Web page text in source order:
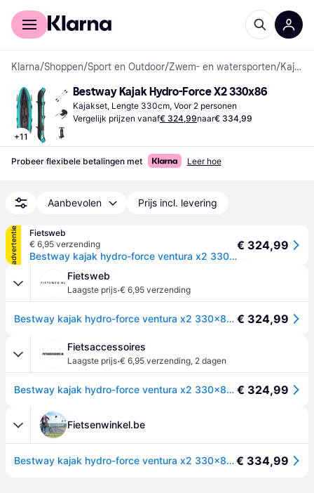
Voor shoppers
Klarna/Shoppen/Sport en Outdoor/Zwem- en watersporten/ Kajaksets
+11
Bestway Kajak Hydro-Force X2 330x86
Kajakset, Lengte 330cm, Voor 2 personen
Vergelijk prijzen vanaf€ 324,99naar€ 334,99
Probeer flexibele betalingen met Leer hoe
Aanbevolen Prijs incl. levering
advertentie
Fietsweb
€ 6,95 verzending
Bestway kajak hydro-force ventura x2 330x86 cm
€ 324,99
Fietsweb
Laagste prijs·€ 6,95 verzending
Bestway kajak hydro-force ventura x2 330x86 cm € 324,99
Fietsaccessoires
Laagste prijs·€ 6,95 verzending, 2 dagen
Bestway kajak hydro-force ventura x2 330x86 cm € 324,99
Fietsenwinkel.be
Bestway kajak hydro-force ventura x2 330x86 cm€ 334,99